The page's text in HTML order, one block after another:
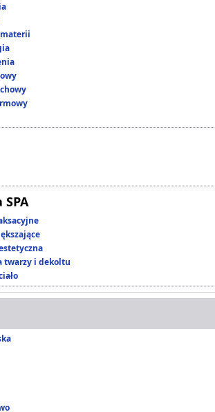
twarzy i dekoltu